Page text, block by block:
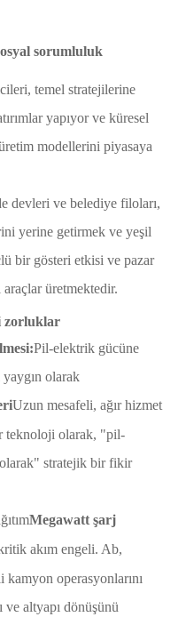
sorumluluk
temel stratejilerine
yapıyor ve küresel
modellerini piyasaya
devleri ve belediye filoları,
yerine getirmek ve yeşil
bir gösteri etkisi ve pazar
üretmektedir.
zorluklar
Pil-elektrik gücüne
yaygın olarak
Uzun mesafeli, ağır hizmet
teknoloji olarak, "pil-
stratejik bir fikir
Megawatt şarj
akım engeli. Ab,
operasyonlarını
ve altyapı dönüşünü